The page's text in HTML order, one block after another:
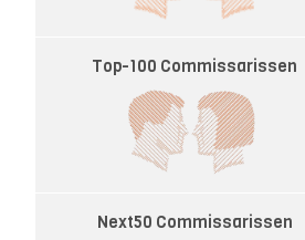
Top-100 Commissarissen
Next50 Commissarissen